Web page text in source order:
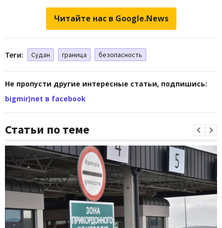
Читайте нас в Google.News
Теги: Судан граница безопасность
Не пропусти другие интересные статьи, подпишись:
bigmir)net в facebook
Статьи по теме